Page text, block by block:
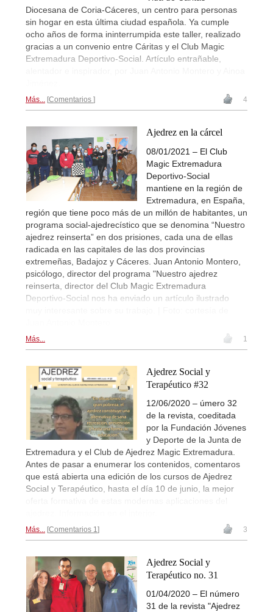
Diocesana de Coria-Cáceres, un centro para personas
sin hogar en esta última ciudad española. Ya cumple
ocho años de forma ininterrumpida este taller, realizado
gracias a un convenio entre Cáritas y el Club Magic
Extremadura Deportivo-Social. Artículo entrañable,
Más... Comentarios 4
Ajedrez en la cárcel
08/01/2021 – ​El Club
Magic Extremadura
Deportivo-Social
mantiene en la región de
Extremadura, en España,
región que tiene poco más de un millón de habitantes, un
programa social-ajedrecístico que se denomina “Nuestro
ajedrez reinserta” en dos prisiones, cada una de ellas
radicada en las capitales de las dos provincias
extremeñas, Badajoz y Cáceres. Juan Antonio Montero,
psicólogo, director del programa "Nuestro ajedrez
reinserta, director del Club Magic Extremadura
Deportivo-Social nos ha enviado un artículo ilustrado
Más... 1
Ajedrez Social y
Terapéutico #32
12/06/2020 – úmero 32
de la revista, coeditada
por la Fundación Jóvenes
y Deporte de la Junta de
Extremadura y el Club de Ajedrez Magic Extremadura.
Antes de pasar a enumerar los contenidos, comentaros
que está abierta una edición de los cursos de Ajedrez
Social y Terapéutico, hasta el día 10 de junio, la mejor
oferta formativa de estas modernas aplicaciones del
Más... Comentarios 1 3
Ajedrez Social y
Terapéutico no. 31
01/04/2020 – El número
31 de la revista "Ajedrez